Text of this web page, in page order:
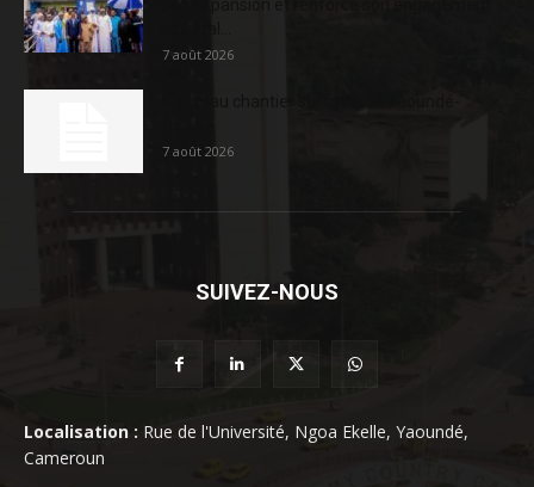
7 août 2026
7 août 2026
SUIVEZ-NOUS
Localisation : Rue de l'Université, Ngoa Ekelle, Yaoundé,
Cameroun